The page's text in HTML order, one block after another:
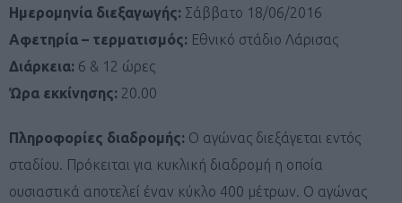
Ημερομηνία διεξαγωγής: Σάββατο 18/06/2016
Αφετηρία – τερματισμός: Εθνικό στάδιο Λάρισας
Διάρκεια: 6 & 12 ώρες
Ώρα εκκίνησης: 20.00
Πληροφορίες διαδρομής: Ο αγώνας διεξάγεται εντός
σταδίου. Πρόκειται για κυκλική διαδρομή η οποία
ουσιαστικά αποτελεί έναν κύκλο 400 μέτρων. Ο αγώνας